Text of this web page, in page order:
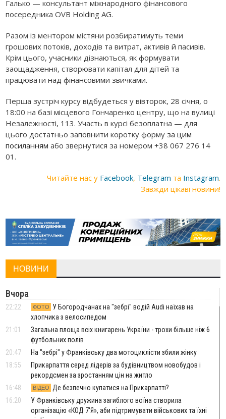
Галько — консультант міжнародного фінансового
посередника OVB Holding AG.
Разом із ментором містяни розбиратимуть теми
грошових потоків, доходів та витрат, активів й пасивів.
Крім цього, учасники дізнаються, як формувати
заощадження, створювати капітал для дітей та
працювати над фінансовими звичками.
Перша зустріч курсу відбудеться у вівторок, 28 січня, о
18:00 на базі місцевого Гончаренко центру, що на вулиці
Незалежності, 113. Участь в курсі безоплатна — для
цього достатньо заповнити коротку формуза цим
посиланням або звернутися за номером +38 067 276 14
01.
Читайте нас у Facebook, Telegram та Instagram.
Завжди цікаві новини!
НОВИНИ
Вчора
22:22 ФОТО
У Богородчанах на "зебрі" водій Audi наїхав на
хлопчика з велосипедом
21:01
Загальна площа всіх книгарень України - трохи більше ніж 6
футбольних полів
20:47
На "зебрі" у Франківську два мотоциклісти збили жінку
18:55
Прикарпаття серед лідерів за будівництвом новобудов і
рекордсмен за зростанням цін на житло
16:48
ВІДЕО
Де безпечно купатися на Прикарпатті?
16:20
У Франківську дружина загиблого воїна створила
організацію «КОД 7'Я», аби підтримувати військових та їхні